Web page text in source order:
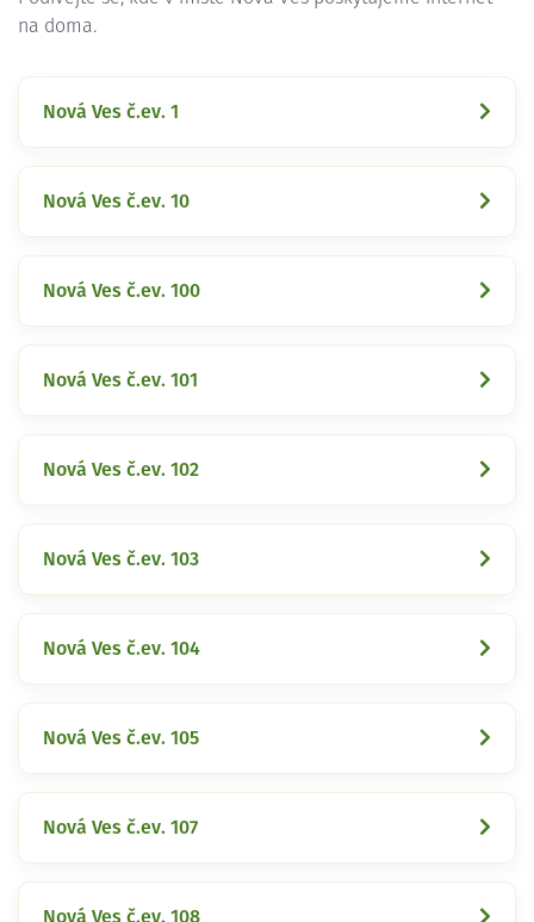
na doma.
Nová Ves č.ev. 1
Nová Ves č.ev. 10
Nová Ves č.ev. 100
Nová Ves č.ev. 101
Nová Ves č.ev. 102
Nová Ves č.ev. 103
Nová Ves č.ev. 104
Nová Ves č.ev. 105
Nová Ves č.ev. 107
Nová Ves č.ev. 108